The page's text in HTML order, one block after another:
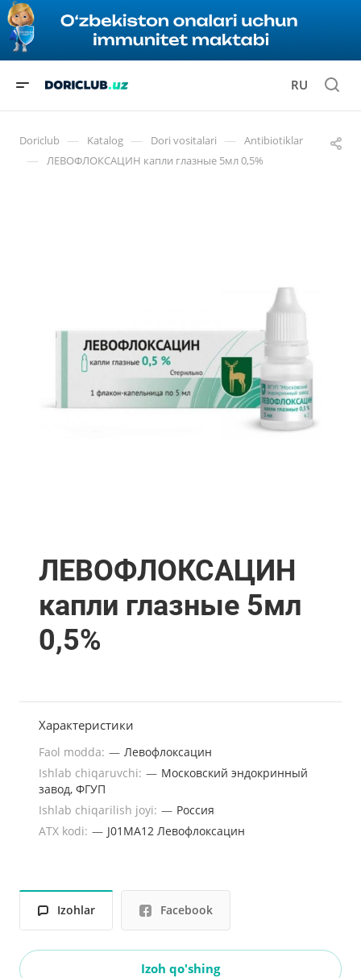
RU
Doriclub — Katalog — Dori vositalari — Antibiotiklar
— ЛЕВОФЛОКСАЦИН капли глазные 5мл 0,5%
ЛЕВОФЛОКСАЦИН
капли глазные 5мл
0,5%
Характеристики
Faol modda: — Левофлоксацин
Ishlab chiqaruvchi: — Московский эндокринный
завод, ФГУП
Ishlab chiqarilish joyi: — Россия
ATX kodi: — J01MA12 Левофлоксацин
Izohlar Facebook
Izoh qo'shing